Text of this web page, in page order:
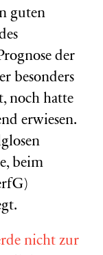
guten
der
besonders
noch hatte
erwiesen.
beim
nicht zur